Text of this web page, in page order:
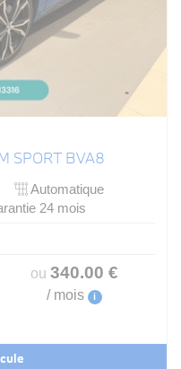
SPORT BVA8
Automatique
24 mois
ou 340.00 €
/ mois i